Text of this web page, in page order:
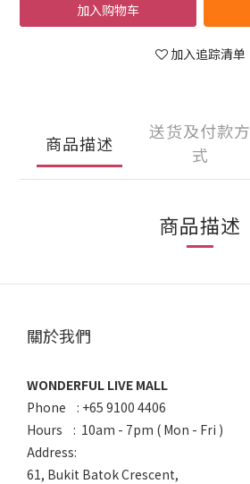
加入购物车
加入追踪清单
商品描述
送货及付款方
式
商品描述
關於我們
WONDERFUL LIVE MALL
Phone : +65 9100 4406
Hours : 10am - 7pm ( Mon - Fri )
Address:
61, Bukit Batok Crescent,